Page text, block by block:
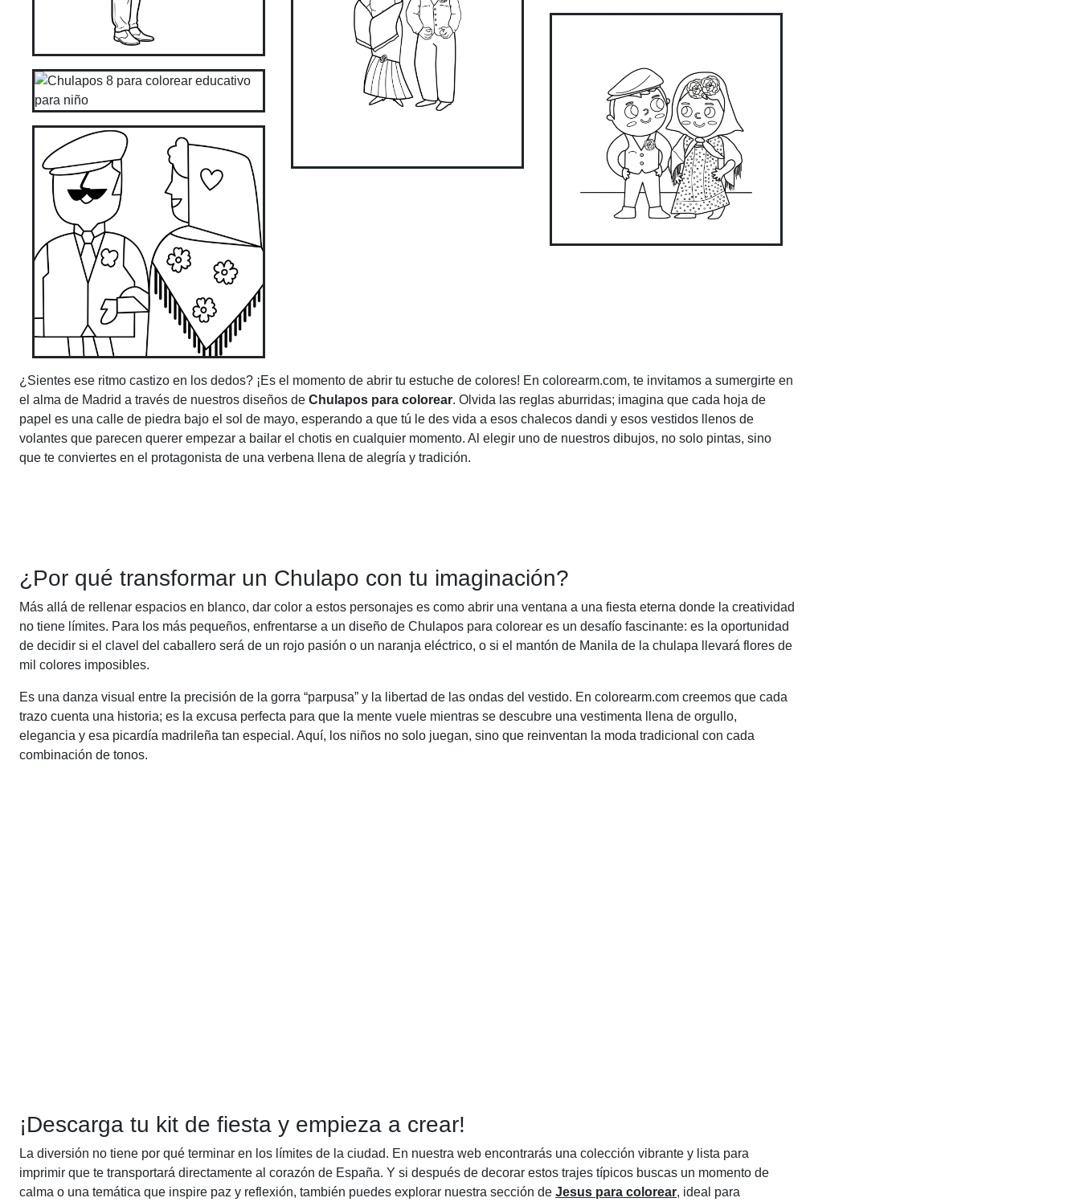
¿Sientes ese ritmo castizo en los dedos? ¡Es el momento de abrir tu estuche de colores! En colorearm.com, te invitamos a sumergirte en
el alma de Madrid a través de nuestros diseños de Chulapos para colorear. Olvida las reglas aburridas; imagina que cada hoja de
papel es una calle de piedra bajo el sol de mayo, esperando a que tú le des vida a esos chalecos dandi y esos vestidos llenos de
volantes que parecen querer empezar a bailar el chotis en cualquier momento. Al elegir uno de nuestros dibujos, no solo pintas, sino
que te conviertes en el protagonista de una verbena llena de alegría y tradición.
¿Por qué transformar un Chulapo con tu imaginación?
Más allá de rellenar espacios en blanco, dar color a estos personajes es como abrir una ventana a una fiesta eterna donde la creatividad
no tiene límites. Para los más pequeños, enfrentarse a un diseño de Chulapos para colorear es un desafío fascinante: es la oportunidad
de decidir si el clavel del caballero será de un rojo pasión o un naranja eléctrico, o si el mantón de Manila de la chulapa llevará flores de
mil colores imposibles.
Es una danza visual entre la precisión de la gorra “parpusa” y la libertad de las ondas del vestido. En colorearm.com creemos que cada
trazo cuenta una historia; es la excusa perfecta para que la mente vuele mientras se descubre una vestimenta llena de orgullo,
elegancia y esa picardía madrileña tan especial. Aquí, los niños no solo juegan, sino que reinventan la moda tradicional con cada
combinación de tonos.
¡Descarga tu kit de fiesta y empieza a crear!
La diversión no tiene por qué terminar en los límites de la ciudad. En nuestra web encontrarás una colección vibrante y lista para
imprimir que te transportará directamente al corazón de España. Y si después de decorar estos trajes típicos buscas un momento de
calma o una temática que inspire paz y reflexión, también puedes explorar nuestra sección de Jesus para colorear, ideal para